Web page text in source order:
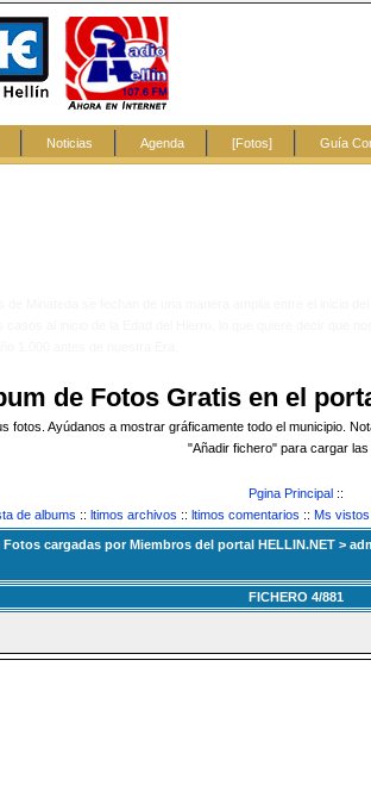
Noticias Agenda [Fotos] Guía
de Fotos Gratis en el
fotos. Ayúdanos a mostrar gráficamente todo el municipio.
"Añadir fichero" para cargar
Pgina Principal ::
de albums :: ltimos archivos :: ltimos comentarios :: Ms vistos
Fotos cargadas por Miembros del portal HELLIN.NET >
FICHERO 4/881